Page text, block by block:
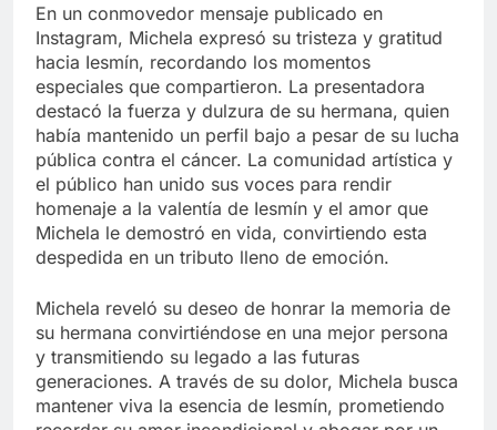
En un conmovedor mensaje publicado en
Instagram, Michela expresó su tristeza y gratitud
hacia Iesmín, recordando los momentos
especiales que compartieron. La presentadora
destacó la fuerza y dulzura de su hermana, quien
había mantenido un perfil bajo a pesar de su lucha
pública contra el cáncer. La comunidad artística y
el público han unido sus voces para rendir
homenaje a la valentía de Iesmín y el amor que
Michela le demostró en vida, convirtiendo esta
despedida en un tributo lleno de emoción.
Michela reveló su deseo de honrar la memoria de
su hermana convirtiéndose en una mejor persona
y transmitiendo su legado a las futuras
generaciones. A través de su dolor, Michela busca
mantener viva la esencia de Iesmín, prometiendo